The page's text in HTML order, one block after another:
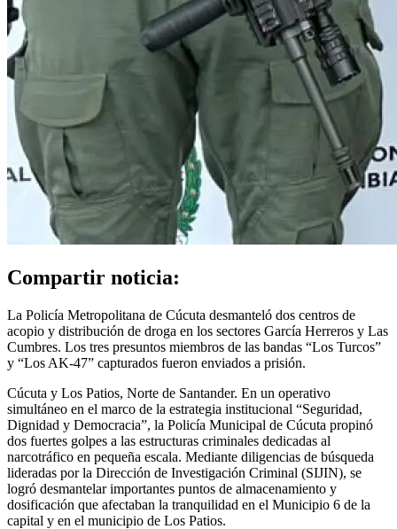
Compartir noticia:
La Policía Metropolitana de Cúcuta desmanteló dos centros de
acopio y distribución de droga en los sectores García Herreros y Las
Cumbres. Los tres presuntos miembros de las bandas “Los Turcos”
y “Los AK-47” capturados fueron enviados a prisión.
Cúcuta y Los Patios, Norte de Santander. En un operativo
simultáneo en el marco de la estrategia institucional “Seguridad,
Dignidad y Democracia”, la Policía Municipal de Cúcuta propinó
dos fuertes golpes a las estructuras criminales dedicadas al
narcotráfico en pequeña escala. Mediante diligencias de búsqueda
lideradas por la Dirección de Investigación Criminal (SIJIN), se
logró desmantelar importantes puntos de almacenamiento y
dosificación que afectaban la tranquilidad en el Municipio 6 de la
capital y en el municipio de Los Patios.